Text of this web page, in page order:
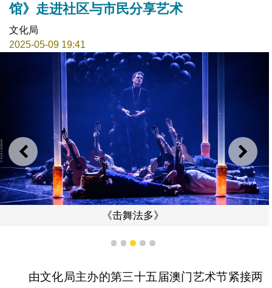
馆》走进社区与市民分享艺术
文化局
2025-05-09 19:41
上一则 下一
《击舞法多》
1 2 3 4 5
由文化局主办的第三十五届澳门艺术节紧接两